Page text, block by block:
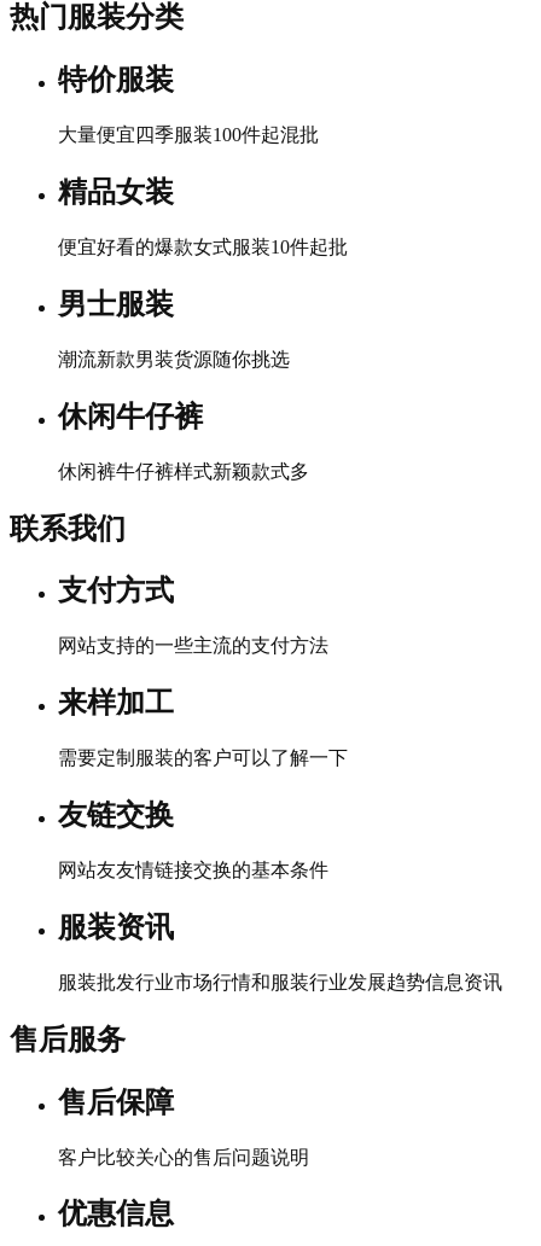
热门服装分类
特价服装
大量便宜四季服装100件起混批
精品女装
便宜好看的爆款女式服装10件起批
男士服装
潮流新款男装货源随你挑选
休闲牛仔裤
休闲裤牛仔裤样式新颖款式多
联系我们
支付方式
网站支持的一些主流的支付方法
来样加工
需要定制服装的客户可以了解一下
友链交换
网站友友情链接交换的基本条件
服装资讯
服装批发行业市场行情和服装行业发展趋势信息资讯
售后服务
售后保障
客户比较关心的售后问题说明
优惠信息